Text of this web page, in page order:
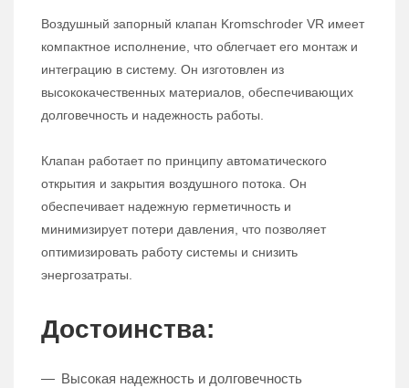
Воздушный запорный клапан Kromschroder VR имеет
компактное исполнение, что облегчает его монтаж и
интеграцию в систему. Он изготовлен из
высококачественных материалов, обеспечивающих
долговечность и надежность работы.
Клапан работает по принципу автоматического
открытия и закрытия воздушного потока. Он
обеспечивает надежную герметичность и
минимизирует потери давления, что позволяет
оптимизировать работу системы и снизить
энергозатраты.
Достоинства:
Высокая надежность и долговечность